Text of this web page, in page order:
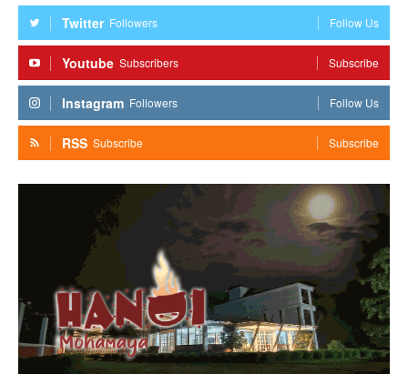
Twitter Followers Follow Us
Youtube Subscribers Subscribe
Instagram Followers Follow Us
RSS Subscribe Subscribe